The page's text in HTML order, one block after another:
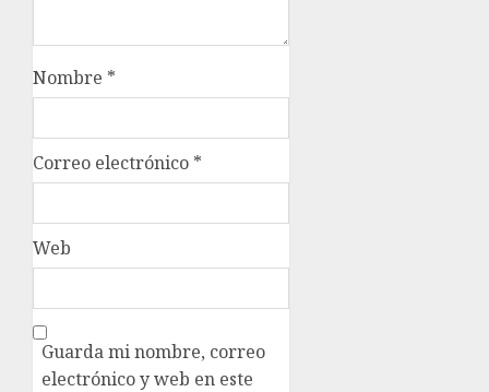
Nombre *
Correo electrónico *
Web
Guarda mi nombre, correo
electrónico y web en este